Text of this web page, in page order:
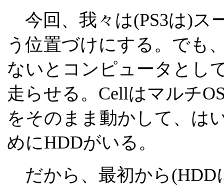
今回、我々は(PS3は)ス
う位置づけにする。でも
ないとコンピュータとし
走らせる。Cellはマルチ
をそのまま動かして、は
めにHDDがいる。
だから、最初から(HDD